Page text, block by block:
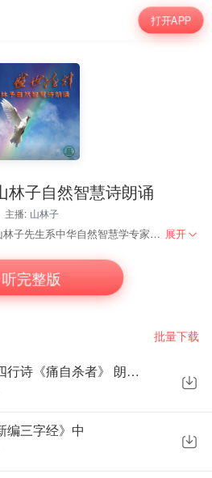
打开APP
林子自然智慧诗朗诵
主播: 山林子
山林子慧商自然智慧诗朗诵 山林子先生系中华自然智慧学专家，中华自然智慧慧商学专家，中华自然智慧创新思维专家，中华自然智慧养生学专家。山林子先生从事思想教育、慧商教育及文化艺术工作四十余年，在思想教育领域和文化艺术实践方面，特别是在“自然智慧学”、“自然智慧慧商学”、“自然智慧自主创新思维”以及“自然智慧养生学”方面有着自己独到的发现和见解，被媒体誉为“自然智慧养生第一人”。他在世界上首次提出“慧商”；“回归自然，宇宙无限；回归自我，生命无限；回归心灵，智慧无限！”；“智慧就是力量，世纪呼唤智慧教育！”“慧商就是力量，世纪呼唤慧商教育！”；“创智慧人生诗意，享诗意智慧人生！”等重要概念和观点。在世界上首倡慧商教育、智慧教育和教育智慧、人生诗意智慧教育，同时进行了国家级和省级课题研究，并已在高等院校进行了多年的有益教学实践。他以“传播人类先进文化，提升人类心身素质”为个人终生奋斗的目标！ 更多精彩诗文，敬请点击山林子春雨慧商新浪博客 http://blog.sina.com.cn/s/articlelist_5588346776_0_1.html 展开
听完整版
批量下载
山林子自然道德十四行诗《痛自杀者》 朗诵 孙俊
编三字经》中